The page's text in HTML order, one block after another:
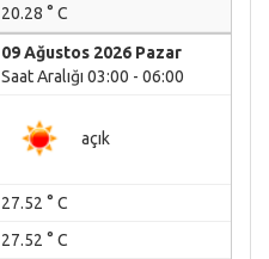
20.28 ° C
09 Ağustos 2026 Pazar
Saat Aralığı 03:00 - 06:00
açık
27.52 ° C
27.52 ° C